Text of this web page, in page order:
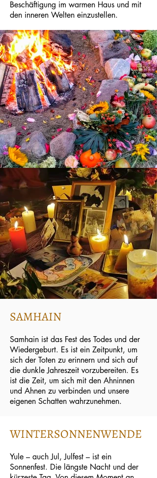
Beschäftigung im warmen Haus und mit
den inneren Welten einzustellen.
SAMHAIN
Samhain ist das Fest des Todes und der
Wiedergeburt. Es ist ein Zeitpunkt, um
sich der Toten zu erinnern und sich auf
die dunkle Jahreszeit vorzubereiten. Es
ist die Zeit, um sich mit den Ahninnen
und Ahnen zu verbinden und unsere
eigenen Schatten wahrzunehmen.
WINTERSONNENWENDE
Yule – auch Jul, Julfest – ist ein
Sonnenfest. Die längste Nacht und der